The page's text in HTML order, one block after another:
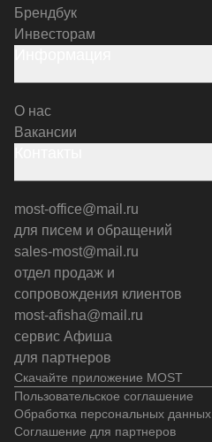
Скачайте приложение MOST
Брендбук
Инвесторам
О нас
Вакансии
most-office@mail.ru
для писем и обращений
sales-most@mail.ru
отдел продаж и
сопровождения клиентов
most-afisha@mail.ru
сервис Афиша
для партнеров
Пользовательское соглашение
Обработка персональных данных
Соглашение для партнеров